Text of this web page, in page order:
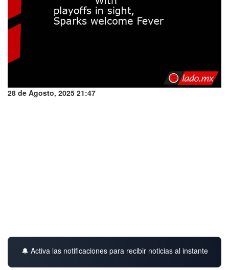
28 de Agosto, 2025 21:47
🔔 Activa las notificaciones para recibir noticias al instante